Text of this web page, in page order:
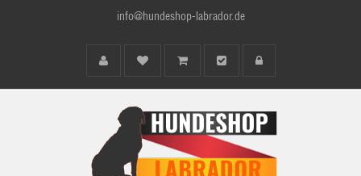
info@hundeshop-labrador.de